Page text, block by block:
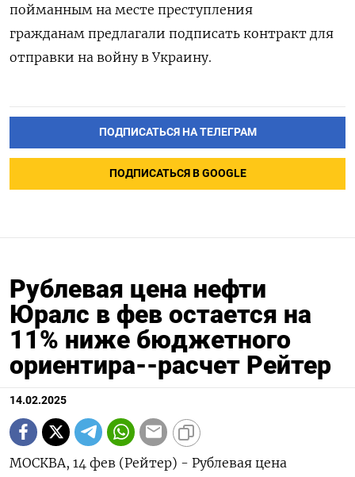
пойманным на месте преступления
гражданам предлагали подписать контракт для
отправки на войну в Украину.
ПОДПИСАТЬСЯ НА ТЕЛЕГРАМ
ПОДПИСАТЬСЯ В GOOGLE
Рублевая цена нефти
Юралс в фев остается на
11% ниже бюджетного
ориентира--расчет Рейтер
14.02.2025
МОСКВА, 14 фев (Рейтер) - Рублевая цена